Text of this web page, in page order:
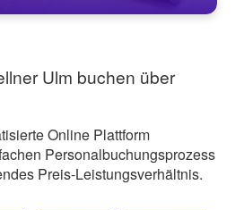
Ulm buchen über
Online Plattform
Personalbuchungsprozess
Preis-Leistungsverhältnis.